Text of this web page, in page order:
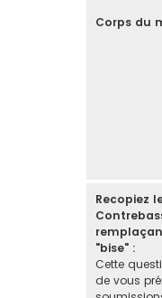
Corps du
Recopiez
"bise" :
Cette
de vous